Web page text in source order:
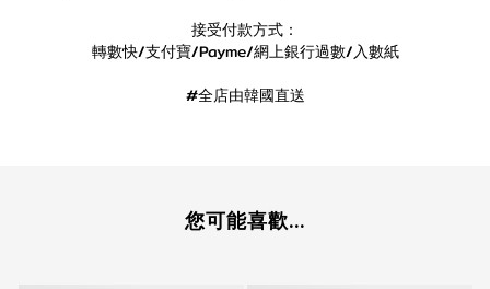
接受付款方式：
轉數快/支付寶/Payme/網上銀行過數/入數紙
#全店由韓國直送
您可能喜歡...